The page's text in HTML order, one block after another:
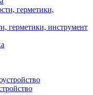
герметики, инструмент